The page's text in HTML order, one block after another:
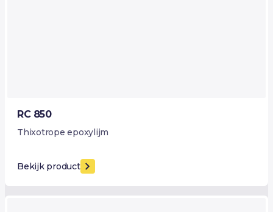
RC 850
Thixotrope epoxylijm
Bekijk product